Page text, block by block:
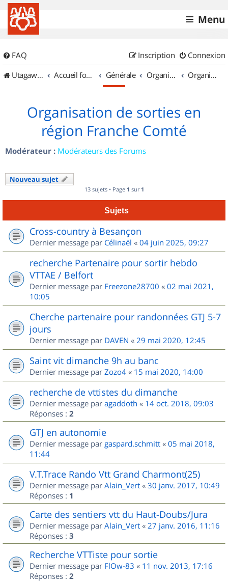
Menu
FAQ Connexion
Inscription
UtagawaVTT (Randos VTT et VTTAE avec traces GPS)
Accueil forum Générale Organisation de sorties & Recherche de partenaires Organisation de sorties en région Franche Comté
Organisation de sorties en
région Franche Comté
Modérateur : Modérateurs des Forums
Nouveau sujet
13 sujets • Page 1 sur 1
Sujets
Cross-country à Besançon
Dernier message par Célinaël « 04 juin 2025, 09:27
recherche Partenaire pour sortir hebdo
VTTAE / Belfort
Dernier message par Freezone28700 « 02 mai 2021,
10:05
Cherche partenaire pour randonnées GTJ 5-7
jours
Dernier message par DAVEN « 29 mai 2020, 12:45
Saint vit dimanche 9h au banc
Dernier message par Zozo4 « 15 mai 2020, 14:00
recherche de vttistes du dimanche
Dernier message par agaddoth « 14 oct. 2018, 09:03
Réponses : 2
GTJ en autonomie
Dernier message par gaspard.schmitt « 05 mai 2018,
11:44
V.T.Trace Rando Vtt Grand Charmont(25)
Dernier message par Alain_Vert « 30 janv. 2017, 10:49
Réponses : 1
Carte des sentiers vtt du Haut-Doubs/Jura
Dernier message par Alain_Vert « 27 janv. 2016, 11:16
Réponses : 3
Recherche VTTiste pour sortie
Dernier message par FlOw-83 « 11 nov. 2013, 17:16
Réponses : 2